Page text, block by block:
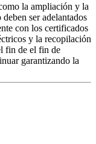
la ampliación y la
ser adelantados
con los certificados
y la recopilación
fin de el fin de
garantizando la